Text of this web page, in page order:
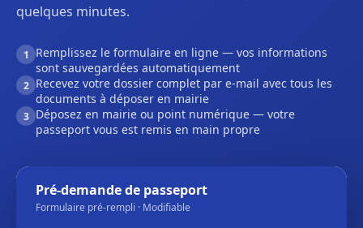
quelques minutes.
1
Remplissez le formulaire en ligne — vos informations
sont sauvegardées automatiquement
2 Recevez votre dossier complet par e-mail avec tous les
documents à déposer en mairie
3 Déposez en mairie ou point numérique — votre
passeport vous est remis en main propre
Pré-demande de passeport
Formulaire pré-rempli · Modifiable